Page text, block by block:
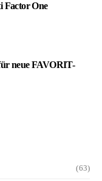
Factor One
neue FAVORIT-
(63)